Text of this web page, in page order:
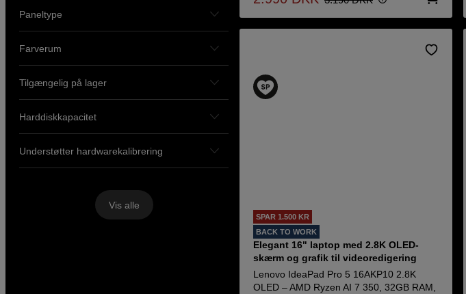
Paneltype
Farverum
Tilgængelig på lager
Harddiskkapacitet
Understøtter hardwarekalibrering
Vis alle
SPAR 1.500 KR
BACK TO WORK
Elegant 16" laptop med 2.8K OLED-
skærm og grafik til videoredigering
Lenovo IdeaPad Pro 5 16AKP10 2.8K
OLED – AMD Ryzen AI 7 350, 32GB RAM,